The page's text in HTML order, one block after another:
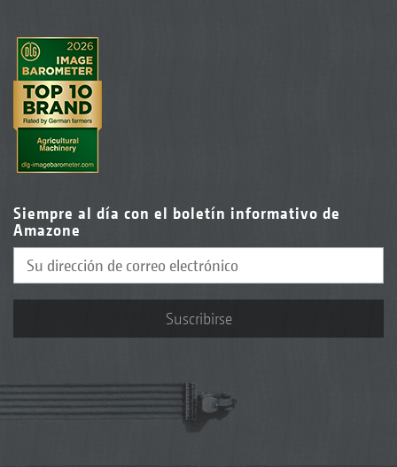
Siempre al día con el boletín informativo de
Amazone
Suscribirse